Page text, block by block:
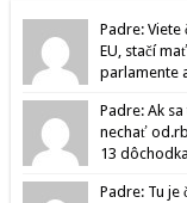
Padre: Viete
EU, stačí
parlamente
Padre: Ak
nechať
13
Padre: Tu je